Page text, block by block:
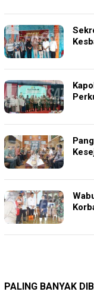
PALING BANYAK